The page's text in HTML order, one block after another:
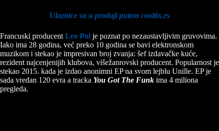
Ulaznice su u prodaji putem cooltix.rs
Francuski producent Leo Pol je poznat po nezaustavljivim gruvovima.
Iako ima 28 godina, već preko 10 godina se bavi elektronskom
muzikom i stekao je impresivan broj zvanja: šef izdavačke kuće,
rezident najcenjenijih klubova, višežanrovski producent. Popularnost je
stekao 2015. kada je izdao anonimni EP na svom lejblu Unille. EP je
sada vredan 120 evra a tracka You Got The Funk ima 4 miliona
pregleda.